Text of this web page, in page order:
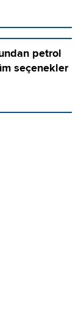
petrol
seçenekler